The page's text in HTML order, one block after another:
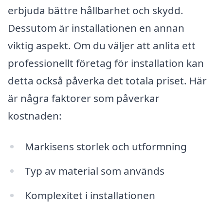
erbjuda bättre hållbarhet och skydd.
Dessutom är installationen en annan
viktig aspekt. Om du väljer att anlita ett
professionellt företag för installation kan
detta också påverka det totala priset. Här
är några faktorer som påverkar
kostnaden:
Markisens storlek och utformning
Typ av material som används
Komplexitet i installationen